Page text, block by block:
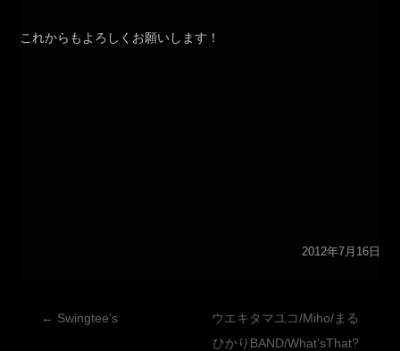
これからもよろしくお願いします！
2012年7月16日
投
← Swingtee’s
ウエキタマユコ/Miho/まる
ひかりBAND/What’sThat?